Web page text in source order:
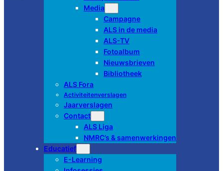
Media
Campagne
ALS in de media
ALS-TV
Fotoalbum
Nieuwsbrieven
Bibliotheek
ALS Fora
Activiteitenverslagen
Jaarverslagen
Contact
ALS Liga
NMRC’s & samenwerkingen
Educatief
E-Learning